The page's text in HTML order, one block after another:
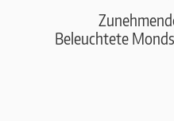
Beleuchtete